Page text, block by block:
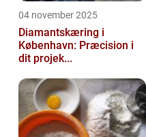
04 november 2025
Diamantskæring i
København: Præcision i
dit projek...